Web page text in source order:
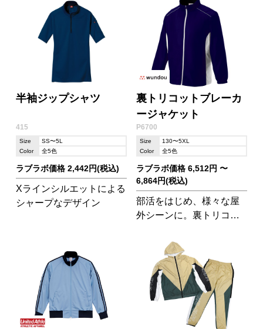
レーカーパンツ(P4850)と
セットアップにできま
半袖ジップシャツ
415
Size
SS〜5L
Color
全5色
ラブラボ価格 2,442円(税込)
Xラインシルエットによる
シャープなデザイン
裏トリコットブレーカ
ージャケット
P6700
Size
130〜5XL
Color
全5色
ラブラボ価格 6,512円 〜
6,864円(税込)
部活をはじめ、様々な屋
外シーンに。裏トリコッ
ウィンドブレーカーで